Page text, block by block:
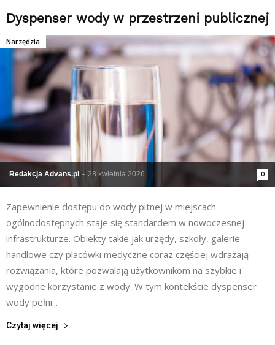
Dyspenser wody w przestrzeni publicznej
Redakcja Advans.pl - 28 kwietnia 2026 0
Narzędzia
Zapewnienie dostępu do wody pitnej w miejscach
ogólnodostępnych staje się standardem w nowoczesnej
infrastrukturze. Obiekty takie jak urzędy, szkoły, galerie
handlowe czy placówki medyczne coraz częściej wdrażają
rozwiązania, które pozwalają użytkownikom na szybkie i
wygodne korzystanie z wody. W tym kontekście dyspenser
wody pełni...
Czytaj więcej